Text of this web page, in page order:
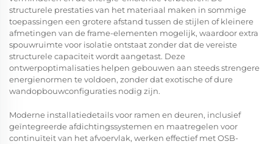
structurele prestaties van het materiaal maken in sommige
toepassingen een grotere afstand tussen de stijlen of kleinere
afmetingen van de frame-elementen mogelijk, waardoor extra
spouwruimte voor isolatie ontstaat zonder dat de vereiste
structurele capaciteit wordt aangetast. Deze
ontwerpoptimalisaties helpen gebouwen aan steeds strengere
energienormen te voldoen, zonder dat exotische of dure
wandopbouwconfiguraties nodig zijn.
Moderne installatiedetails voor ramen en deuren, inclusief
geïntegreerde afdichtingssystemen en maatregelen voor
continuïteit van het afvoervlak, werken effectief met OSB-